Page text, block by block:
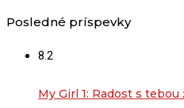
Posledné príspevky
8.2
My Girl 1: Radost s tebou